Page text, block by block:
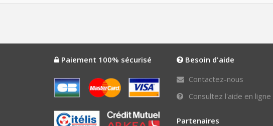
Paiement 100% sécurisé
Besoin d'aide
Contactez-nous
Consultez l'aide en ligne
Partenaires